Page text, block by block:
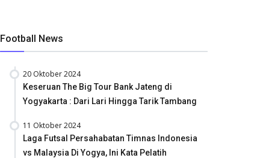
Football News
20 Oktober 2024
Keseruan The Big Tour Bank Jateng di
Yogyakarta : Dari Lari Hingga Tarik Tambang
11 Oktober 2024
Laga Futsal Persahabatan Timnas Indonesia
vs Malaysia Di Yogya, Ini Kata Pelatih